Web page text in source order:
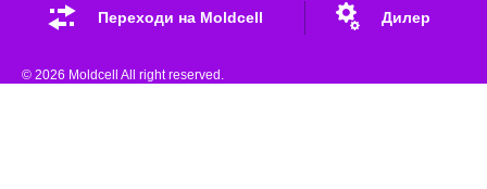
Переходи на Moldcell Дилер
© 2026 Moldcell All right reserved.